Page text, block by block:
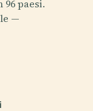
96 paesi.
—